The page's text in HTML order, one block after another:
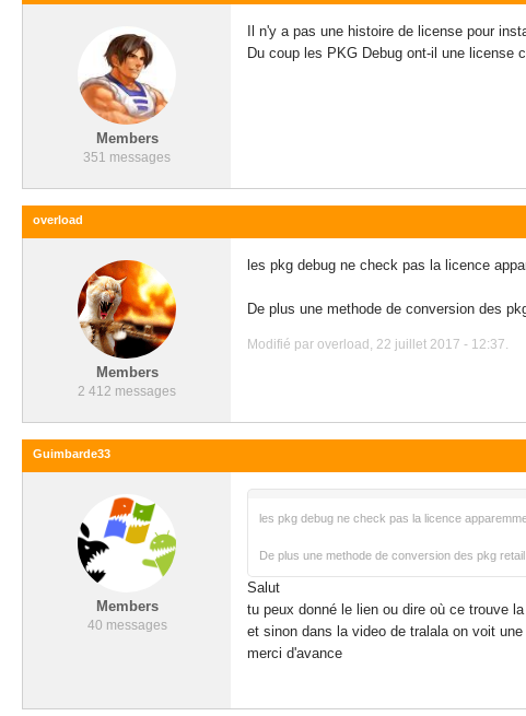
Members
351 messages
Il n'y a pas une histoire de license pour
Du coup les PKG Debug ont-il une license
overload
Members
2 412 messages
les pkg debug ne check pas la licence
De plus une methode de conversion des
Modifié par overload, 22 juillet 2017 - 12:37.
Guimbarde33
Members
40 messages
les pkg debug ne check pas la licence
De plus une methode de conversion des pkg
Salut
tu peux donné le lien ou dire où ce trouve
et sinon dans la video de tralala on voit
merci d'avance